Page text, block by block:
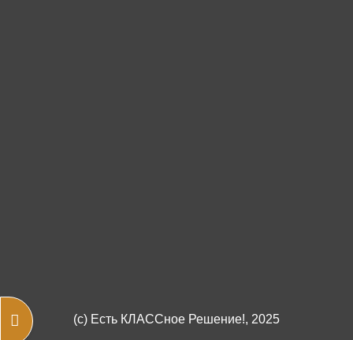
Открыть оглавление курса
(c) Есть КЛАССное Решение!, 2025